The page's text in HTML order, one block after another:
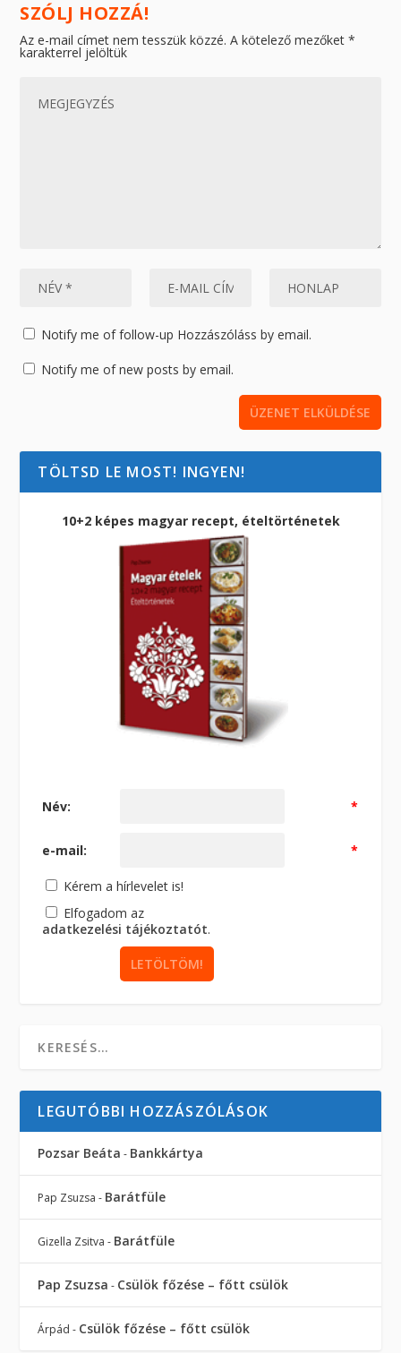
SZÓLJ HOZZÁ!
Az e-mail címet nem tesszük közzé. A kötelező mezőket*
karakterrel jelöltük
Notify me of follow-up Hozzászóláss by email.
Notify me of new posts by email.
TÖLTSD LE MOST! INGYEN!
10+2 képes magyar recept, ételtörténetek
Név: *
e-mail: *
Kérem a hírlevelet is!
Elfogadom az
adatkezelési tájékoztatót.
LEGUTÓBBI HOZZÁSZÓLÁSOK
Pozsar Beáta - Bankkártya
Pap Zsuzsa - Barátfüle
Gizella Zsitva - Barátfüle
Pap Zsuzsa - Csülök főzése – főtt csülök
Árpád - Csülök főzése – főtt csülök